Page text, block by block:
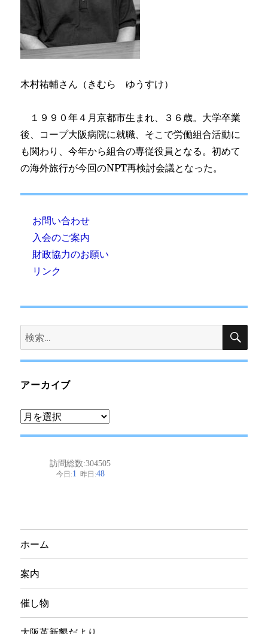
木村祐輔さん（きむら ゆうすけ）
１９９０年４月京都市生まれ、３６歳。大学卒業
後、コープ大阪病院に就職、そこで労働組合活動に
も関わり、今年から組合の専従役員となる。初めて
の海外旅行が今回のNPT再検討会議となった。
お問い合わせ
入会のご案内
財政協力のお願い
リンク
検
索:
検
アーカイブ
ア
ー
ホーム
案内
催し物